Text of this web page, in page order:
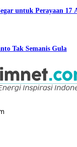
untuk Perayaan 17
Tak Semanis Gula